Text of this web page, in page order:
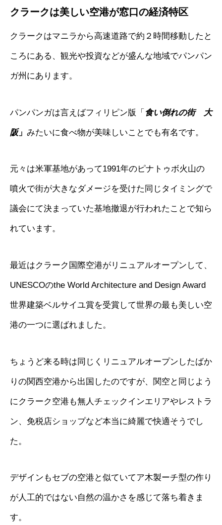
クラークは美しい空港が窓口の経済特区
クラークはマニラから高速道路で約２時間移動したと
ころにある、観光や投資などが盛んな地域でパンパン
ガ州にあります。
パンパンガは言えばフィリピン版「 食い倒れの街 大
阪」 みたいに食べ物が美味しいことでも有名です。
元々は米軍基地があって1991年のピナトゥボ火山の
噴火で街が大きなダメージを受けた同じタイミングで
議会にて決まっていた基地撤退が行われたことで知ら
れています。
最近はクラーク国際空港がリニュアルオープンして、
UNESCOのthe World Architecture and Design Award
世界建築ベルサイユ賞を受賞して世界の最も美しい空
港の一つに選ばれました。
ちょうど来る時は同じくリニュアルオープンしたばか
りの関西空港から出国したのですが、関空と同じよう
にクラーク空港も無人チェックインエリアやレストラ
ン、免税店ショップなど本当に綺麗で快適そうでし
た。
デザインもセブの空港と似ていてア木製ーチ型の作り
が人工的ではない自然の温かさを感じて落ち着きま
す。